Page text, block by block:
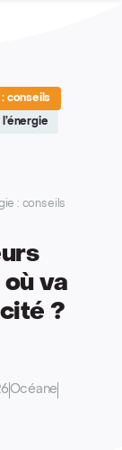
conseils
: conseils
où va
?
Océane